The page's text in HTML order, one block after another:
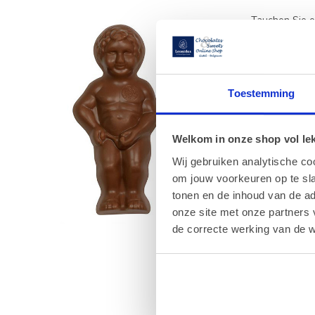
Toestemming
Welkom in onze shop vol
Wij gebruiken analytische
om jouw voorkeuren op te
tonen en de inhoud van de
onze site met onze partners
de correcte werking van de
Tauchen Sie
Genuss
Unsere
passende
Pralinen
Kühlmittel,
Wir bei
empfindlich
Entdecken